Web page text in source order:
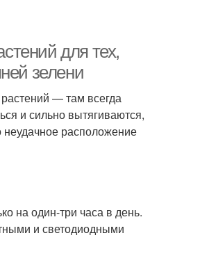
для тех,
зелени
— там всегда
и сильно вытягиваются,
неудачное расположение
на один-три часа в день.
и светодиодными